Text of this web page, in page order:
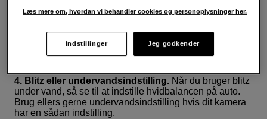
3. Fota op.Fotografere hellere nedefra og op mod
overfladen, end ned mod dybet, for at få farverige og
lysstærke billeder.
4. Blitz eller undervandsindstilling. Når du bruger blitz
under vand, så se til at indstille hvidbalancen på auto.
Brug ellers gerne undervandsindstilling hvis dit kamera
har en sådan indstilling.
Læs mere om, hvordan vi behandler cookies og personoplysninger her.
Indstillinger Jeg godkender